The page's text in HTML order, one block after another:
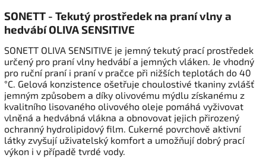
SONETT - Tekutý prostředek na praní vlny a
hedvábí OLIVA SENSITIVE
SONETT OLIVA SENSITIVE je jemný tekutý prací prostředek
určený pro praní vlny hedvábí a jemných vláken. Je vhodný
pro ruční praní i praní v pračce při nižších teplotách do 40
°C. Gelová konzistence ošetřuje choulostivé tkaniny zvlášť
jemným způsobem a díky olivovému mýdlu získanému z
kvalitního lisovaného olivového oleje pomáhá vyživovat
vlněná a hedvábná vlákna a obnovovat jejich přirozený
ochranný hydrolipidový film. Cukerné povrchově aktivní
látky zvyšují uživatelský komfort a umožňují dobrý prací
výkon i v případě tvrdé vody.